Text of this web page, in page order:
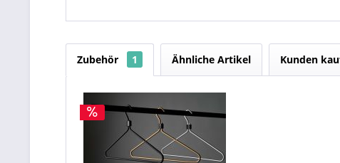
Zubehör 1 Ähnliche Artikel Kunden